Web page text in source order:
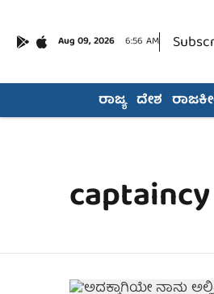
Aug 09, 2026 6:56 AM
ರಾಜ್ಯ ದೇಶ
captaincy